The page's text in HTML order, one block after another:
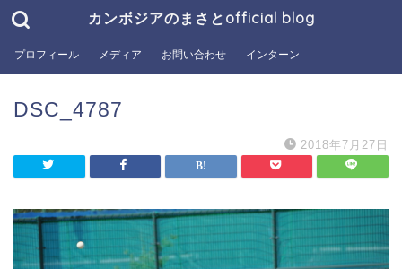
カンボジアのまさとofficial blog
プロフィール メディア お問い合わせ インターン
DSC_4787
2018年7月27日